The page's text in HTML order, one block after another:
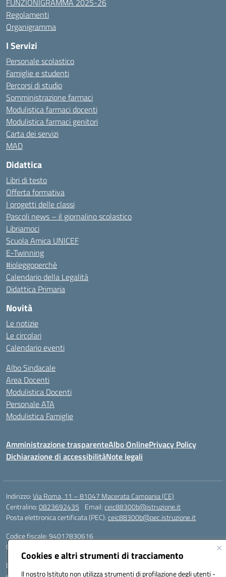
Cookies e altri strumenti di tracciamento
Il nostro Istituto non utilizza strumenti di profilazione degli utenti -
FUNZIONIGRAMMA 2025-26
Regolamenti
Organigramma
I Servizi
Personale scolastico
Famiglie e studenti
Percorsi di studio
Somministrazione farmaci
Modulistica farmaci docenti
Modulistica farmaci genitori
Carta dei servizi
MAD
Didattica
Libri di testo
Offerta formativa
I progetti delle classi
Pascoli news – il giornalino scolastico
Libriamoci
Scuola Amica UNICEF
E-Twinning
#ioleggoperchè
Calendario della Legalità
Didattica Primaria
Novità
Le notizie
Le circolari
Calendario eventi
Albo Sindacale
Area Docenti
Modulistica Docenti
Personale ATA
Modulistica Famiglie
Amministrazione trasparenteAlbo OnlinePrivacy Policy
Dichiarazione di accessibilitàNote legali
Indirizzo:Via Roma, 11 – 81047 Macerata Campania (CE)
Centralino:0823692435 Email:ceic88300b@istruzione.it
Posta elettronica certificata (PEC):ceic88300b@pec.istruzione.it
Codice fiscale: 94017830616
Codice meccanografico:
DPO Esempio Antonio